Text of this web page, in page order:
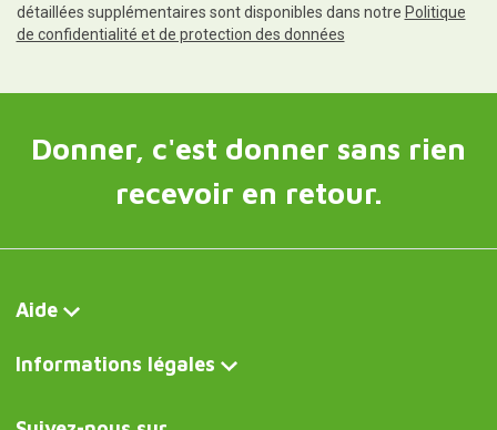
détaillées supplémentaires sont disponibles dans notre Politique
de confidentialité et de protection des données
Donner, c'est donner sans rien
recevoir en retour.
Aide
Informations légales